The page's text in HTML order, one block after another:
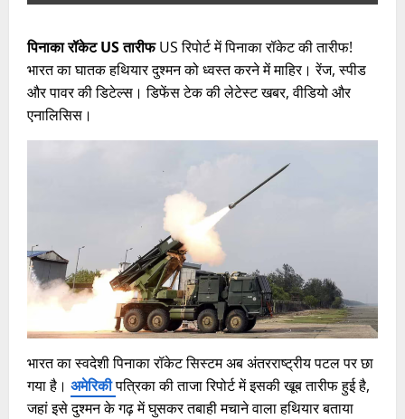
पिनाका रॉकेट US तारीफUS रिपोर्ट में पिनाका रॉकेट की तारीफ!
भारत का घातक हथियार दुश्मन को ध्वस्त करने में माहिर। रेंज, स्पीड
और पावर की डिटेल्स। डिफेंस टेक की लेटेस्ट खबर, वीडियो और
एनालिसिस।
भारत का स्वदेशी पिनाका रॉकेट सिस्टम अब अंतरराष्ट्रीय पटल पर छा
गया है। अमेरिकीपत्रिका की ताजा रिपोर्ट में इसकी खूब तारीफ हुई है,
जहां इसे दुश्मन के गढ़ में घुसकर तबाही मचाने वाला हथियार बताया